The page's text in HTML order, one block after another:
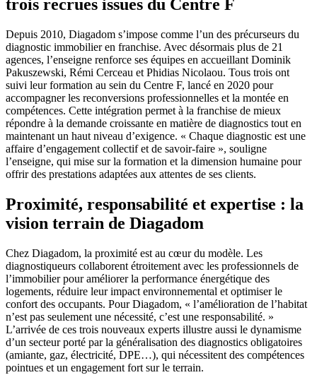
trois recrues issues du Centre F
Depuis 2010, Diagadom s’impose comme l’un des précurseurs du
diagnostic immobilier en franchise. Avec désormais plus de 21
agences, l’enseigne renforce ses équipes en accueillant Dominik
Pakuszewski, Rémi Cerceau et Phidias Nicolaou. Tous trois ont
suivi leur formation au sein du Centre F, lancé en 2020 pour
accompagner les reconversions professionnelles et la montée en
compétences. Cette intégration permet à la franchise de mieux
répondre à la demande croissante en matière de diagnostics tout en
maintenant un haut niveau d’exigence. « Chaque diagnostic est une
affaire d’engagement collectif et de savoir-faire », souligne
l’enseigne, qui mise sur la formation et la dimension humaine pour
offrir des prestations adaptées aux attentes de ses clients.
Proximité, responsabilité et expertise : la
vision terrain de Diagadom
Chez Diagadom, la proximité est au cœur du modèle. Les
diagnostiqueurs collaborent étroitement avec les professionnels de
l’immobilier pour améliorer la performance énergétique des
logements, réduire leur impact environnemental et optimiser le
confort des occupants. Pour Diagadom, « l’amélioration de l’habitat
n’est pas seulement une nécessité, c’est une responsabilité. »
L’arrivée de ces trois nouveaux experts illustre aussi le dynamisme
d’un secteur porté par la généralisation des diagnostics obligatoires
(amiante, gaz, électricité, DPE…), qui nécessitent des compétences
pointues et un engagement fort sur le terrain.